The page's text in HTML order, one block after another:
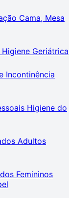
Cama, Mesa
Higiene Geriátrica
Incontinência
Higiene do
Adultos
Femininos